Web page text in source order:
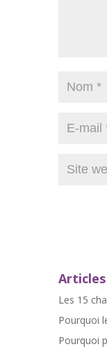
Les 15
Pourquoi
Pourquoi